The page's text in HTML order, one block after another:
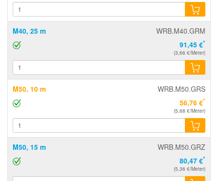
M40, 25 m
WRB.M40.GRM
91,45 €*
(3,66 €/Meter)
M50, 10 m
WRB.M50.GRS
56,76 €*
(5,68 €/Meter)
M50, 15 m
WRB.M50.GRZ
80,47 €*
(5,36 €/Meter)